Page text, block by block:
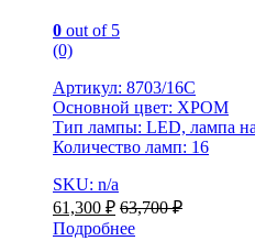
0 out of 5
(0)
Артикул: 8703/16C
Основной цвет: ХРОМ
Тип лампы: LED, лампа
Количество ламп: 16
SKU: n/a
61,300 ₽ 63,700₽
Подробнее